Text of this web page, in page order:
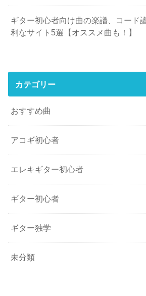
ギター初心者向け曲の楽譜、コード
利なサイト5選【オススメ曲も！】
カテゴリー
おすすめ曲
アコギ初心者
エレキギター初心者
ギター初心者
ギター独学
未分類